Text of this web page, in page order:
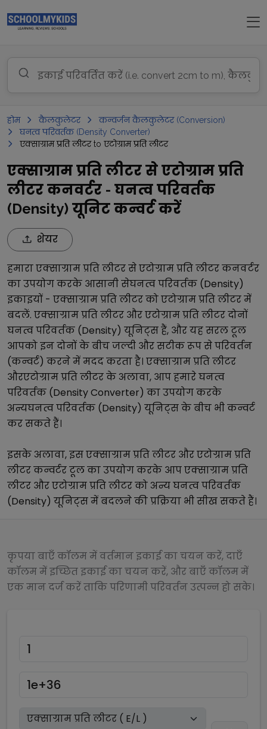
होम कैलकुलेटर
कन्वर्जन कैलकुलेटर (Conversion)
घनत्व परिवर्तक (Density Converter)
एक्साग्राम प्रति लीटर to एटोग्राम प्रति लीटर
एक्साग्राम प्रति लीटर से एटोग्राम प्रति
लीटर कनवर्टर - घनत्व परिवर्तक
(Density) यूनिट कन्वर्ट करें
शेयर
हमाराएक्साग्राम प्रति लीटरसेएटोग्राम प्रति लीटरकनवर्टर
का उपयोग करके आसानी सेघनत्व परिवर्तक (Density)
इकाइयों - एक्साग्राम प्रति लीटरकोएटोग्राम प्रति लीटरमें
बदलें. एक्साग्राम प्रति लीटर औरएटोग्राम प्रति लीटरदोनों
घनत्व परिवर्तक (Density) यूनिट्स हैं, और यह सरल टूल
आपको इन दोनों के बीच जल्दी और सटीक रूप से परिवर्तन
(कन्वर्ट) करने में मदद करता है। एक्साग्राम प्रति लीटर
औरएटोग्राम प्रति लीटरके अलावा, आप हमारेघनत्व
परिवर्तक (Density Converter) का उपयोग करके
अन्यघनत्व परिवर्तक (Density) यूनिट्स के बीच भी कन्वर्ट
कर सकते हैं।
इसके अलावा, इसएक्साग्राम प्रति लीटर औरएटोग्राम प्रति
लीटरकन्वर्टर टूल का उपयोग करके आपएक्साग्राम प्रति
लीटर औरएटोग्राम प्रति लीटरको अन्यघनत्व परिवर्तक
(Density) यूनिट्स में बदलने की प्रक्रिया भी सीख सकते हैं।
कृपया बाएँ कॉलम में वर्तमान इकाई का चयन करें, दाएँ
कॉलम में इच्छित इकाई का चयन करें, और बाएँ कॉलम में
एक मान दर्ज करें ताकि परिणामी परिवर्तन उत्पन्न हो सके।